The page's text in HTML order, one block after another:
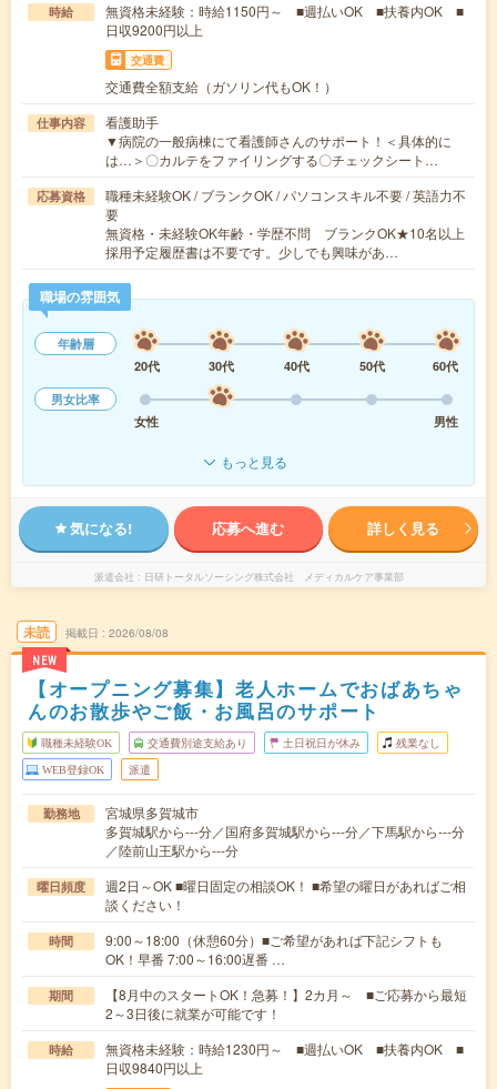
時給
無資格未経験：時給1150円～ ■週払いOK ■扶養内OK ■
日収9200円以上
交通費
交通費全額支給（ガソリン代もOK！）
仕事内容
看護助手
▼病院の一般病棟にて看護師さんのサポート！＜具体的に
は…＞〇カルテをファイリングする〇チェックシート…
応募資格
職種未経験OK / ブランクOK / パソコンスキル不要 / 英語力不
要
無資格・未経験OK年齢・学歴不問 ブランクOK★10名以上
採用予定履歴書は不要です。少しでも興味があ…
職場の雰囲気
年齢層
20代
30代 40代 50代
60代
男女比率
女性
男性
もっと見る
気になる! 応募へ進む 詳しく見る
派遣会社 日研トータルソーシング株式会社 メディカルケア事業部
未読
NEW
掲載日 2026/08/08
【オープニング募集】老人ホームでおばあちゃ
んのお散歩やご飯・お風呂のサポート
職種未経験OK 交通費別途支給あり 土日祝日が休み 残業なし
WEB登録OK 派遣
勤務地
宮城県多賀城市
多賀城駅から---分／国府多賀城駅から---分／下馬駅から---分
／陸前山王駅から---分
曜日頻度
週2日～OK ■曜日固定の相談OK！ ■希望の曜日があればご相
談ください！
時間
9:00～18:00（休憩60分）■ご希望があれば下記シフトも
OK！早番 7:00～16:00遅番 …
期間
【8月中のスタートOK！急募！】2カ月～ ■ご応募から最短
2～3日後に就業が可能です！
時給
無資格未経験：時給1230円～ ■週払いOK ■扶養内OK ■
日収9840円以上